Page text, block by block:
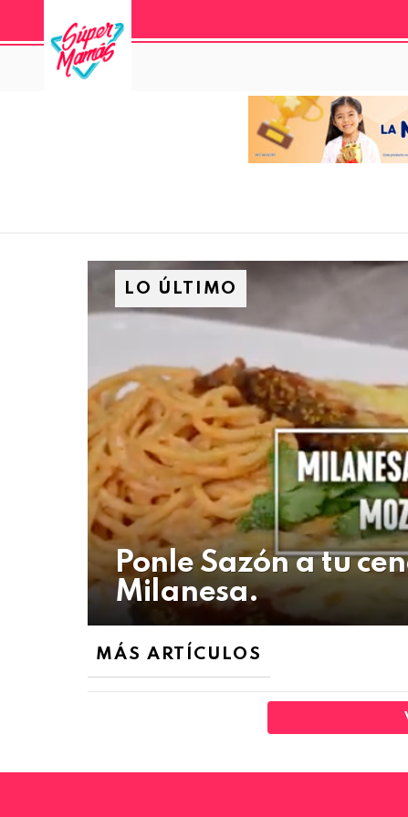
LO ÚLTIMO
Ponle Sazón a tu
Milanesa.
MÁS ARTÍCULOS